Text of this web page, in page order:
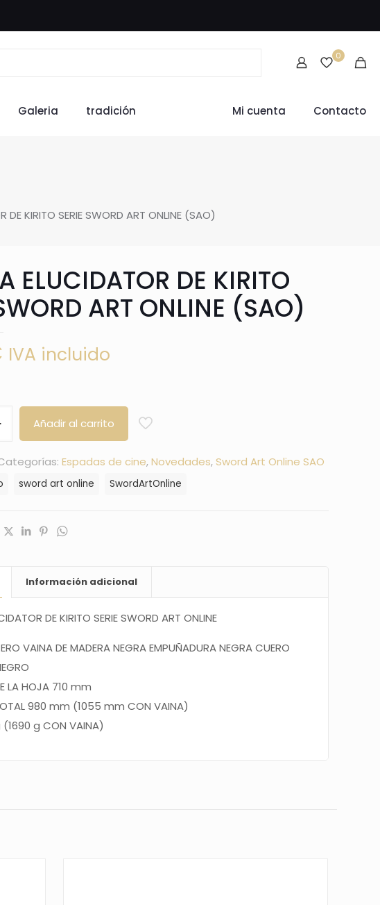
0
Galeria tradición Mi cuenta Contacto
DE KIRITO SERIE SWORD ART ONLINE (SAO)
ELUCIDATOR DE KIRITO
ART ONLINE (SAO)
IVA incluido
Añadir al carrito
Espadas de cine,Novedades,Sword Art Online SAO
sword art online SwordArtOnline
Información adicional
DE KIRITO SERIESWORD ART ONLINE
VAINA DE MADERA NEGRAEMPUÑADURA NEGRA CUERO
LA HOJA 710 mm
980 mm (1055 mm CON VAINA)
(1690 g CON VAINA)